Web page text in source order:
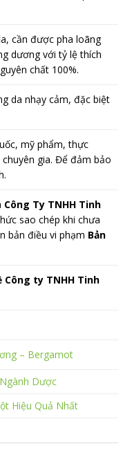
cần được pha loãng
dương với tỷ lệ thích
chất 100%.
da nhạy cảm, đặc biệt
mỹ phẩm, thực
gia. Để đảm bảo
Công Ty TNHH Tinh
sao chép khi chưa
bản điều vi phạm Bản
ty TNHH Tinh
– Bergamot
Dược
Hiệu Quả Nhất